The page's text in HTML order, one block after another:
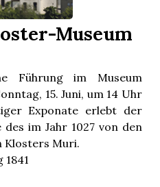
Museum
Führung im Museum
15. Juni, um 14 Uhr
Exponate erlebt der
des im Jahr 1027 von den
Klosters Muri.